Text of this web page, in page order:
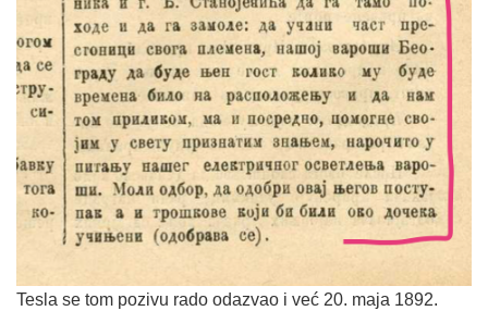
Tesla se tom pozivu rado odazvao i već 20. maja 1892.